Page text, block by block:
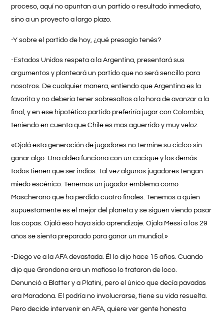
proceso, aquí no apuntan a un partido o resultado inmediato,
sino a un proyecto a largo plazo.
-Y sobre el partido de hoy, ¿qué presagio tenés?
-Estados Unidos respeta a la Argentina, presentará sus
argumentos y planteará un partido que no será sencillo para
nosotros. De cualquier manera, entiendo que Argentina es la
favorita y no debería tener sobresaltos a la hora de avanzar a la
final, y en ese hipotético partido preferiría jugar con Colombia,
teniendo en cuenta que Chile es mas aguerrido y muy veloz.
«Ojalá esta generación de jugadores no termine su ciclco sin
ganar algo. Una aldea funciona con un cacique y los demás
todos tienen que ser indios. Tal vez algunos jugadores tengan
miedo escénico. Tenemos un jugador emblema como
Mascherano que ha perdido cuatro finales. Tenemos a quien
supuestamente es el mejor del planeta y se siguen viendo pasar
las copas. Ojalá eso haya sido aprendizaje. Ojala Messi a los 29
años se sienta preparado para ganar un mundial.»
-Diego ve a la AFA devastada. Él lo dijo hace 15 años. Cuando
dijo que Grondona era un mafioso lo trataron de loco.
Denunció a Blatter y a Platini, pero el único que decía pavadas
era Maradona. El podría no involucrarse, tiene su vida resuelta.
Pero decide intervenir en AFA, quiere ver gente honesta